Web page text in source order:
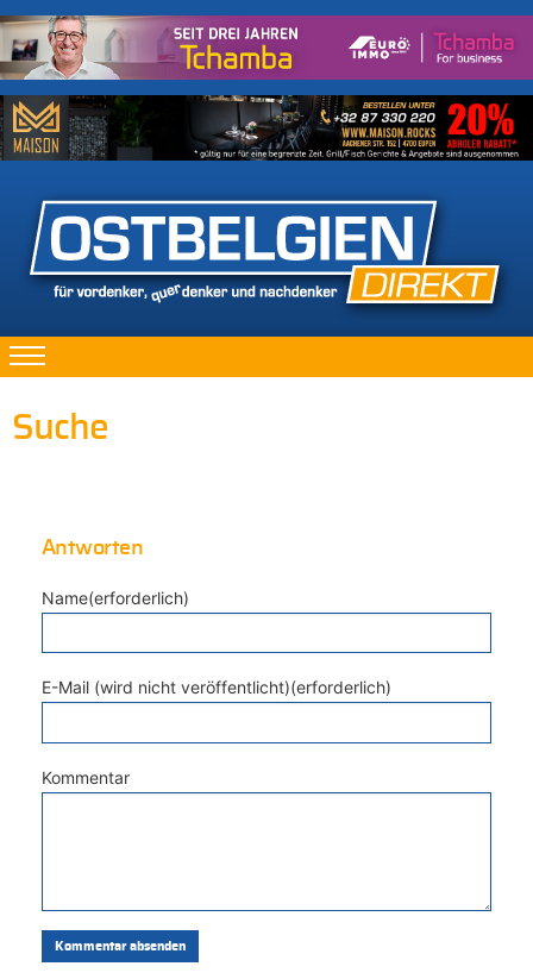
Suche
Antworten
Name(erforderlich)
E-Mail (wird nicht veröffentlicht)(erforderlich)
Kommentar